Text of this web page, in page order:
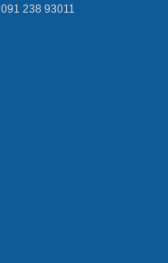
091 238 93011